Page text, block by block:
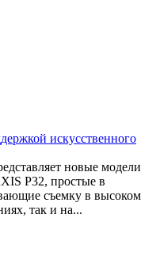
искусственного
новые модели
P32, простые в
съемку в высоком
так и на...